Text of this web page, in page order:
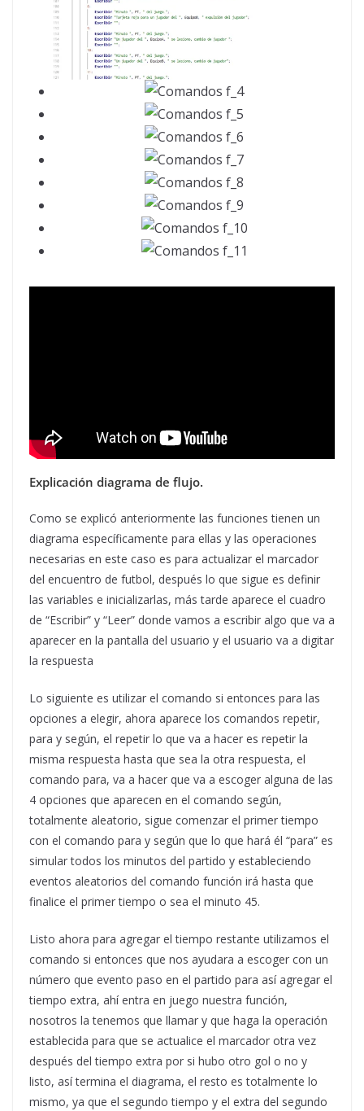
Explicación diagrama de flujo.
Como se explicó anteriormente las funciones tienen un
diagrama específicamente para ellas y las operaciones
necesarias en este caso es para actualizar el marcador
del encuentro de futbol, después lo que sigue es definir
las variables e inicializarlas, más tarde aparece el cuadro
de “Escribir” y “Leer” donde vamos a escribir algo que va a
aparecer en la pantalla del usuario y el usuario va a digitar
la respuesta
Lo siguiente es utilizar el comando si entonces para las
opciones a elegir, ahora aparece los comandos repetir,
para y según, el repetir lo que va a hacer es repetir la
misma respuesta hasta que sea la otra respuesta, el
comando para, va a hacer que va a escoger alguna de las
4 opciones que aparecen en el comando según,
totalmente aleatorio, sigue comenzar el primer tiempo
con el comando para y según que lo que hará él “para” es
simular todos los minutos del partido y estableciendo
eventos aleatorios del comando función irá hasta que
finalice el primer tiempo o sea el minuto 45.
Listo ahora para agregar el tiempo restante utilizamos el
comando si entonces que nos ayudara a escoger con un
número que evento paso en el partido para así agregar el
tiempo extra, ahí entra en juego nuestra función,
nosotros la tenemos que llamar y que haga la operación
establecida para que se actualice el marcador otra vez
después del tiempo extra por si hubo otro gol o no y
listo, así termina el diagrama, el resto es totalmente lo
mismo, ya que el segundo tiempo y el extra del segundo